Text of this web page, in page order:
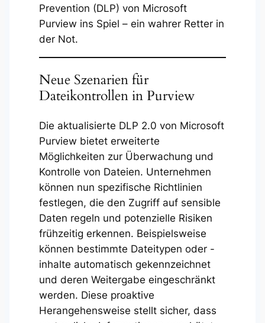
Prevention (DLP) von Microsoft
Purview ins Spiel – ein wahrer Retter in
der Not.
Neue Szenarien für
Dateikontrollen in Purview
Die aktualisierte DLP 2.0 von Microsoft
Purview bietet erweiterte
Möglichkeiten zur Überwachung und
Kontrolle von Dateien. Unternehmen
können nun spezifische Richtlinien
festlegen, die den Zugriff auf sensible
Daten regeln und potenzielle Risiken
frühzeitig erkennen. Beispielsweise
können bestimmte Dateitypen oder -
inhalte automatisch gekennzeichnet
und deren Weitergabe eingeschränkt
werden. Diese proaktive
Herangehensweise stellt sicher, dass